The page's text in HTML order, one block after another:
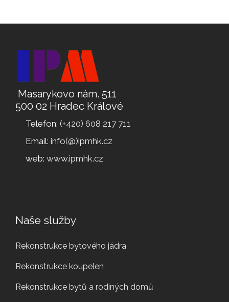
Masarykovo nám. 511
500 02 Hradec Králové
Telefon: (+420) 608 217 711
Email: info(@)ipmhk.cz
web: www.ipmhk.cz
Naše služby
Rekonstrukce bytového jádra
Rekonstrukce koupelen
Rekonstrukce bytů a rodiných domů